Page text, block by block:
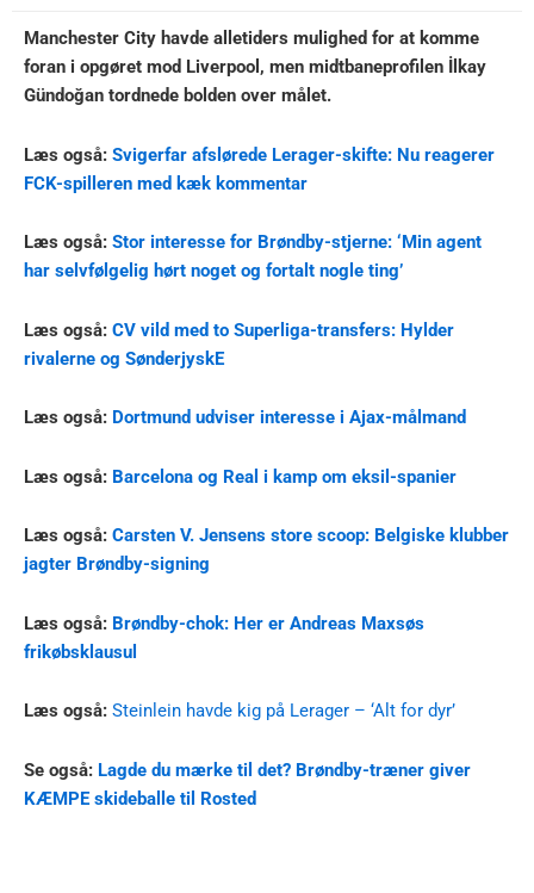
Manchester City havde alletiders mulighed for at komme
foran i opgøret mod Liverpool, men midtbaneprofilen İlkay
Gündoğan tordnede bolden over målet.
Læs også: Svigerfar afslørede Lerager-skifte: Nu reagerer
FCK-spilleren med kæk kommentar
Læs også: Stor interesse for Brøndby-stjerne: ‘Min agent
har selvfølgelig hørt noget og fortalt nogle ting’
Læs også: CV vild med to Superliga-transfers: Hylder
rivalerne og SønderjyskE
Læs også: Dortmund udviser interesse i Ajax-målmand
Læs også: Barcelona og Real i kamp om eksil-spanier
Læs også: Carsten V. Jensens store scoop: Belgiske klubber
jagter Brøndby-signing
Læs også: Brøndby-chok: Her er Andreas Maxsøs
frikøbsklausul
Læs også: Steinlein havde kig på Lerager – ‘Alt for dyr’
Se også: Lagde du mærke til det? Brøndby-træner giver
KÆMPE skideballe til Rosted